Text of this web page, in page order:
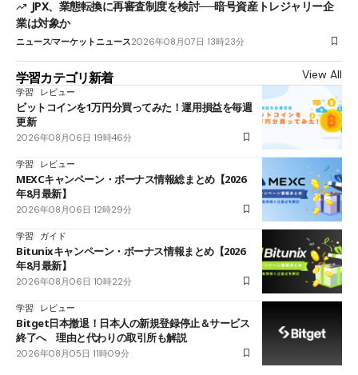
JPX、業態転換に再審査制度を検討──暗号資産トレジャリー企
業は対象か
ニュースマーケットニュース2026年08月07日 13時23分
学習カテゴリ新着 View All
学習 レビュー
ビットコインを1万円分買ってみた！運用損益を毎週
更新
2026年08月06日 19時46分
学習 レビュー
MEXCキャンペーン・ボーナス情報総まとめ【2026
年8月最新】
2026年08月06日 12時29分
学習 ガイド
Bitunixキャンペーン・ボーナス情報まとめ【2026
年8月最新】
2026年08月06日 10時22分
学習 レビュー
Bitget日本撤退！日本人の新規登録停止＆サービス
終了へ 理由と代わりの取引所も解説
2026年08月05日 11時09分